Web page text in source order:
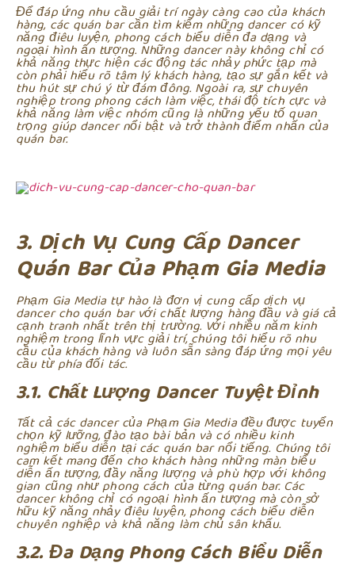
Để đáp ứng nhu cầu giải trí ngày càng cao của khách
hàng, các quán bar cần tìm kiếm những dancer có kỹ
năng điêu luyện, phong cách biểu diễn đa dạng và
ngoại hình ấn tượng. Những dancer này không chỉ có
khả năng thực hiện các động tác nhảy phức tạp mà
còn phải hiểu rõ tâm lý khách hàng, tạo sự gắn kết và
thu hút sự chú ý từ đám đông. Ngoài ra, sự chuyên
nghiệp trong phong cách làm việc, thái độ tích cực và
khả năng làm việc nhóm cũng là những yếu tố quan
trọng giúp dancer nổi bật và trở thành điểm nhấn của
quán bar.
3. Dịch Vụ Cung Cấp Dancer
Quán Bar Của Phạm Gia Media
Phạm Gia Media tự hào là đơn vị cung cấp dịch vụ
dancer cho quán bar với chất lượng hàng đầu và giá cả
cạnh tranh nhất trên thị trường. Với nhiều năm kinh
nghiệm trong lĩnh vực giải trí, chúng tôi hiểu rõ nhu
cầu của khách hàng và luôn sẵn sàng đáp ứng mọi yêu
cầu từ phía đối tác.
3.1. Chất Lượng Dancer Tuyệt Đỉnh
Tất cả các dancer của Phạm Gia Media đều được tuyển
chọn kỹ lưỡng, đào tạo bài bản và có nhiều kinh
nghiệm biểu diễn tại các quán bar nổi tiếng. Chúng tôi
cam kết mang đến cho khách hàng những màn biểu
diễn ấn tượng, đầy năng lượng và phù hợp với không
gian cũng như phong cách của từng quán bar. Các
dancer không chỉ có ngoại hình ấn tượng mà còn sở
hữu kỹ năng nhảy điêu luyện, phong cách biểu diễn
chuyên nghiệp và khả năng làm chủ sân khấu.
3.2. Đa Dạng Phong Cách Biểu Diễn